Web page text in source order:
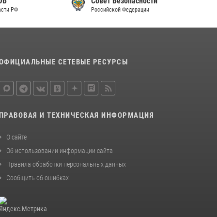
законодательства (видео)
скорой помощи (видео)
Состоялась рабочая встреча директора
Виктора Золотова с заместителем
федеральном округе Виталием Кузнецовым
Российской Федерации
СЕТЕВЫЕ РЕСУРСЫ
ПРАВОВАЯ И ТЕХНИЧЕСКАЯ ИНФОРМАЦИЯ
О сайте
Об использовании информации сайта
Правила обработки персональных данных
Сообщить об ошибках